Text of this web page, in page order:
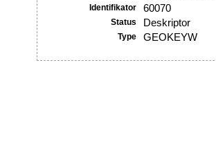
Identifikator 60070
Status Deskriptor
Type GEOKEYW